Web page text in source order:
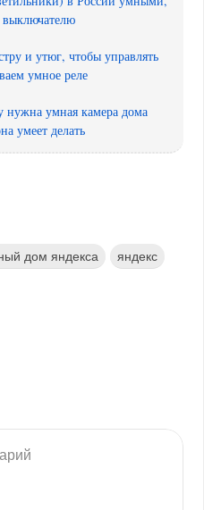
выключателю
и утюг, чтобы управлять
умное реле
умная камера дома
умеет делать
дом яндекса
яндекс